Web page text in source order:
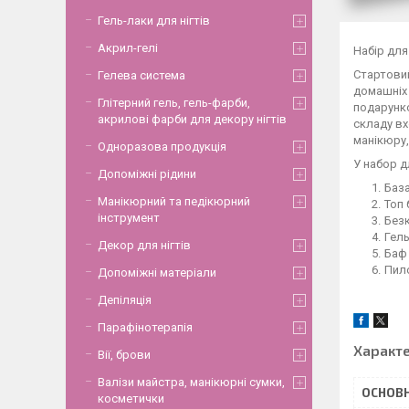
Набір
складу
У набор
Топ
Баф
Гель-лаки для нігтів
Акрил-гелі
Гелева система
Глітерний гель, гель-фарби,
акрилові фарби для декору нігтів
Одноразова продукція
Допоміжні рідини
Манікюрний та педікюрний
інструмент
Декор для нігтів
Допоміжні матеріали
Депіляція
Парафінотерапія
Вії, брови
Валізи майстра, манікюрні сумки,
косметички